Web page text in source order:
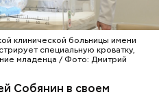
клинической больницы имени
специальную кроватку,
младенца / Фото: Дмитрий
Собянин в своем